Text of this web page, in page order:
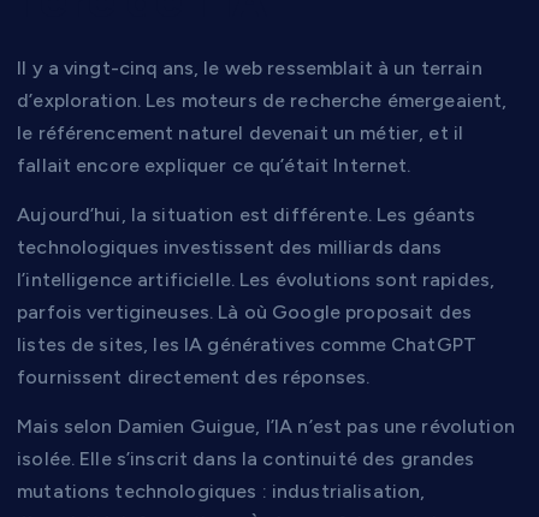
Il y a vingt-cinq ans, le web ressemblait à un terrain
d’exploration. Les moteurs de recherche émergeaient,
le référencement naturel devenait un métier, et il
fallait encore expliquer ce qu’était Internet.
Aujourd’hui, la situation est différente. Les géants
technologiques investissent des milliards dans
l’intelligence artificielle. Les évolutions sont rapides,
parfois vertigineuses. Là où Google proposait des
listes de sites, les IA génératives comme ChatGPT
fournissent directement des réponses.
Mais selon Damien Guigue, l’IA n’est pas une révolution
isolée. Elle s’inscrit dans la continuité des grandes
mutations technologiques : industrialisation,